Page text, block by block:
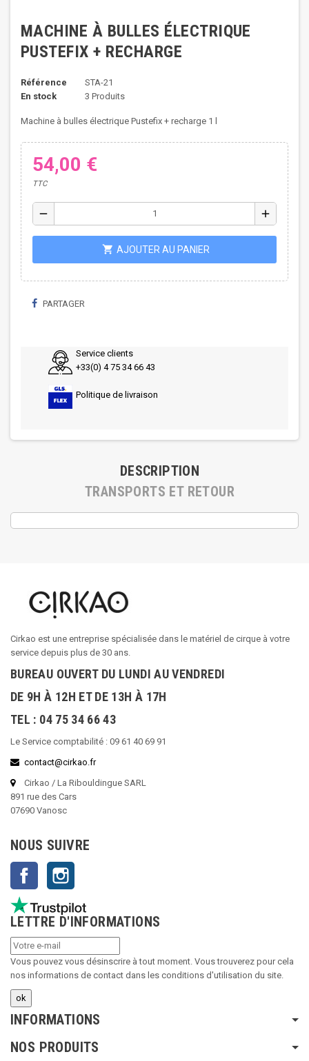
MACHINE À BULLES ÉLECTRIQUE
PUSTEFIX + RECHARGE
Référence
STA-21
En stock
3 Produits
Machine à bulles électrique Pustefix + recharge 1 l
54,00 €
TTC
remove add
shopping_cart AJOUTER AU PANIER
PARTAGER
Service clients
+33(0) 4 75 34 66 43
Politique de livraison
DESCRIPTION
TRANSPORTS ET RETOUR
Cirkao est une entreprise spécialisée dans le matériel de cirque à votre
service depuis plus de 30 ans.
BUREAU OUVERT DU LUNDI AU VENDREDI
DE 9H À 12H ET DE 13H À 17H
TEL : 04 75 34 66 43
Le Service comptabilité : 09 61 40 69 91
contact@cirkao.fr
Cirkao / La Ribouldingue SARL
891 rue des Cars
07690 Vanosc
NOUS SUIVRE
Facebook
LETTRE D'INFORMATIONS
Vous pouvez vous désinscrire à tout moment. Vous trouverez pour cela
nos informations de contact dans les conditions d'utilisation du site.
INFORMATIONS
NOS PRODUITS